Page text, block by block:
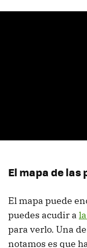
El mapa de las
El mapa puede
puedes acudir a
para verlo. Una
notamos es que